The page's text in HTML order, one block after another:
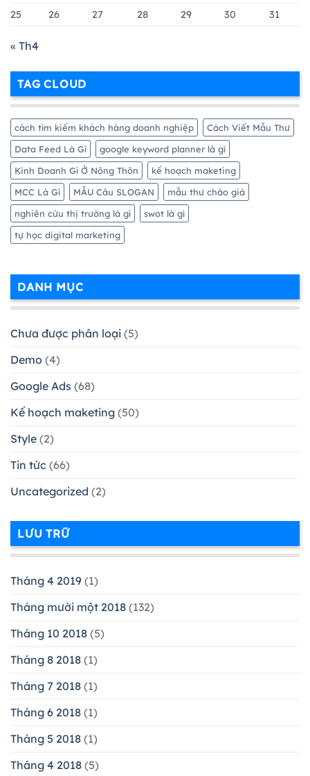
25
26 27 28 29 30 31
« Th4
TAG CLOUD
cách tìm kiếm khách hàng doanh nghiệp
Cách Viết Mẫu Thư
Data Feed Là Gì
google keyword planner là gì
Kinh Doanh Gì Ở Nông Thôn
kế hoạch maketing
MCC Là Gì
MẪU Câu SLOGAN
mẫu thư chào giá
nghiên cứu thị trường là gì
swot là gì
tự học digital marketing
DANH MỤC
Chưa được phân loại (5)
Demo (4)
Google Ads (68)
Kế hoạch maketing (50)
Style (2)
Tin tức (66)
Uncategorized (2)
LƯU TRỮ
Tháng 4 2019 (1)
Tháng mười một 2018 (132)
Tháng 10 2018 (5)
Tháng 8 2018 (1)
Tháng 7 2018 (1)
Tháng 6 2018 (1)
Tháng 5 2018 (1)
Tháng 4 2018 (5)